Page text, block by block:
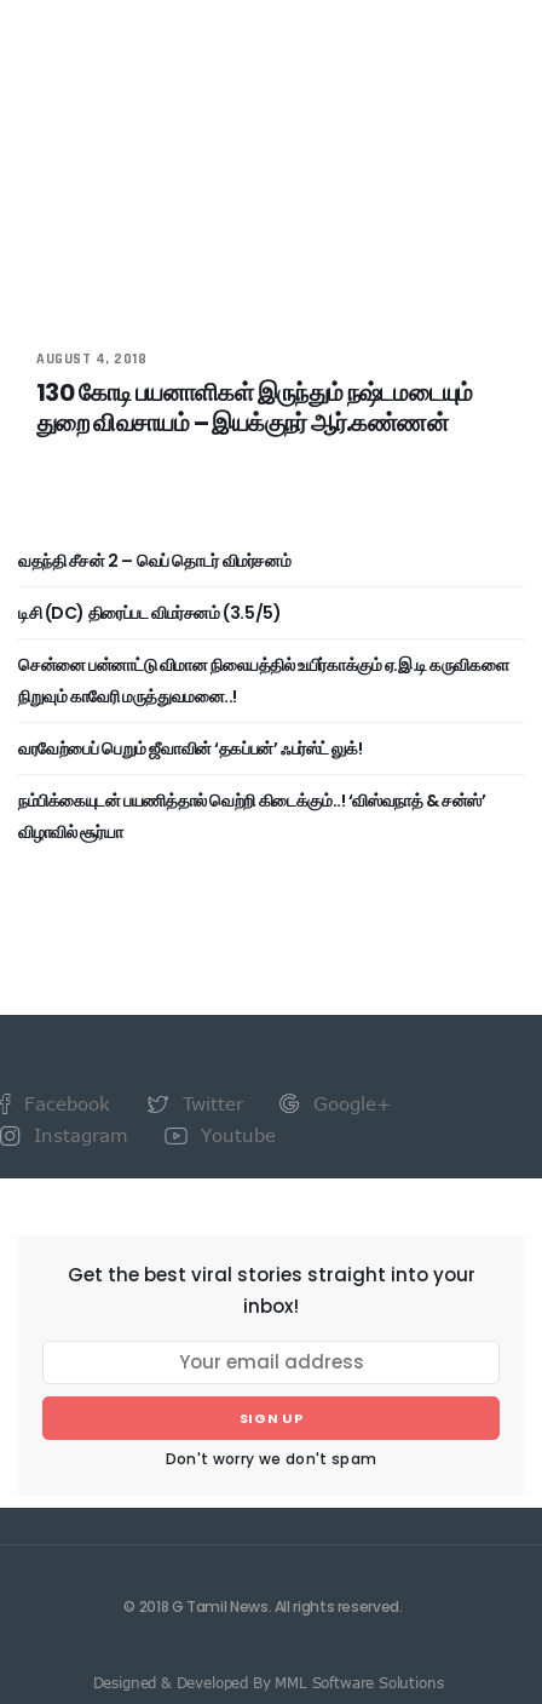
AUGUST 4, 2018
130 கோடி பயனாளிகள் இருந்தும் நஷ்டமடையும்
துறை விவசாயம் – இயக்குநர் ஆர்.கண்ணன்
வதந்தி சீசன் 2 – வெப் தொடர் விமர்சனம்
டிசி (DC) திரைப்பட விமர்சனம் (3.5/5)
சென்னை பன்னாட்டு விமான நிலையத்தில் உயிர்காக்கும் ஏ.இ.டி கருவிகளை
நிறுவும் காவேரி மருத்துவமனை..!
வரவேற்பைப் பெறும் ஜீவாவின் ‘தகப்பன்’ ஃபர்ஸ்ட் லுக்!
நம்பிக்கையுடன் பயணித்தால் வெற்றி கிடைக்கும்..! ‘விஸ்வநாத் & சன்ஸ்’
விழாவில் சூர்யா
Facebook Twitter
Google+
Instagram
Youtube
Get the best viral stories straight into your
inbox!
SIGN UP
Don't worry we don't spam
© 2018 G Tamil News. All rights reserved.
Designed & Developed By MML Software Solutions